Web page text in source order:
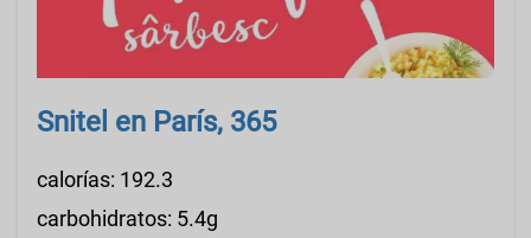
Snitel en París, 365
calorías: 192.3
carbohidratos: 5.4g